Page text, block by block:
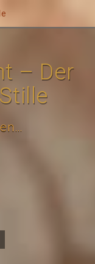
– Der